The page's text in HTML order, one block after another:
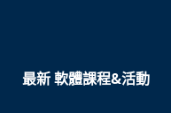
最新 軟體課程&活動